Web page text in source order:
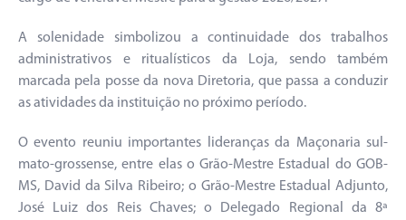
A solenidade simbolizou a continuidade dos trabalhos
administrativos e ritualísticos da Loja, sendo também
marcada pela posse da nova Diretoria, que passa a conduzir
as atividades da instituição no próximo período.
O evento reuniu importantes lideranças da Maçonaria sul-
mato-grossense, entre elas o Grão-Mestre Estadual do GOB-
MS, David da Silva Ribeiro; o Grão-Mestre Estadual Adjunto,
José Luiz dos Reis Chaves; o Delegado Regional da 8ª